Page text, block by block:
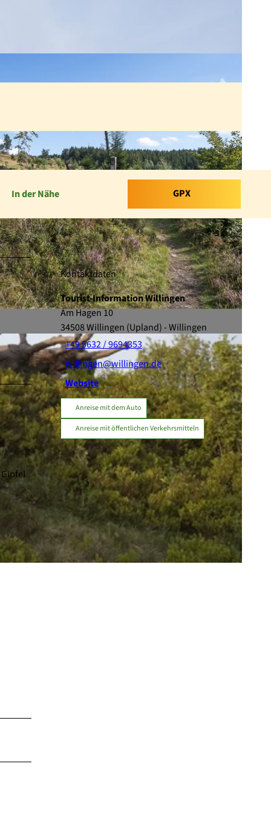
In der Nähe GPX
Kontaktdaten
Tourist-Information Willingen
Am Hagen 10
34508Willingen (Upland) - Willingen
+49 5632 / 9694353
willingen@willingen.de
Website
Anreise mit dem Auto
Anreise mit öffentlichen Verkehrsmitteln